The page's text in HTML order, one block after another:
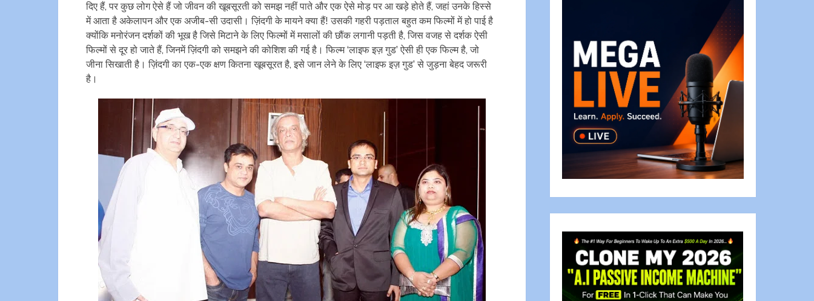
दिए हैं, पर कुछ लोग ऐसे हैं जो जीवन की खूबसूरती को समझ नहीं पाते और एक ऐसे मोड़ पर आ खड़े होते हैं, जहां उनके हिस्से
में आता है अकेलापन और एक अजीब-सी उदासी। ज़िंदगी के मायने क्या हैं! उसकी गहरी पड़ताल बहुत कम फिल्मों में हो पाई है
क्योंकि मनोरंजन दर्शकों की भूख है जिसे मिटाने के लिए फिल्मों में मसालों की छौंक लगानी पड़ती है, जिस वजह से दर्शक ऐसी
फिल्मों से दूर हो जाते हैं, जिनमें ज़िंदगी को समझने की कोशिश की गई है। फिल्म ‘लाइफ इज़ गुड’ ऐसी ही एक फिल्म है, जो
जीना सिखाती है। ज़िंदगी का एक-एक क्षण कितना खूबसूरत है, इसे जान लेने के लिए ‘लाइफ इज़ गुड’ से जुड़ना बेहद जरूरी
है।